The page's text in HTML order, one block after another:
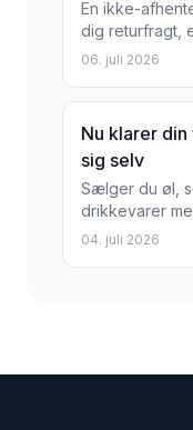
En ikke-
dig returfragt,
ærgerlig
06. juli 2026
Nu klarer
sig selv
Sælger du øl,
drikkevarer
panten
04. juli 2026